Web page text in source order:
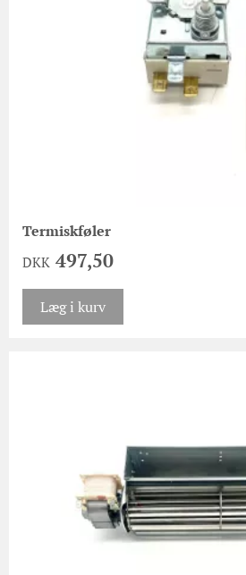
Termiskføler
DKK 497,50
Læg i kurv